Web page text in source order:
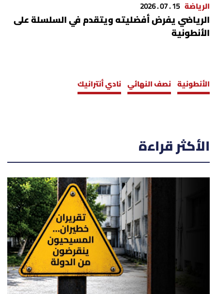
الرياضة 15 . 07 . 2026
الرياضي يفرض أفضليته ويتقدم في السلسلة على
الأنطونية
الأنطونية نصف النهائي نادي أنترانيك
الأكثر قراءة